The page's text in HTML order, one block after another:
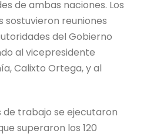
de ambas naciones. Los
sostuvieron reuniones
del Gobierno
al vicepresidente
Calixto Ortega, y al
de trabajo se ejecutaron
superaron los 120